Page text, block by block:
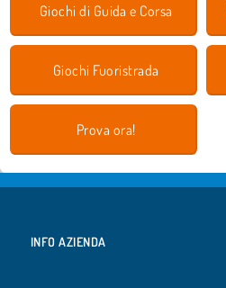
Giochi di Guida e Corsa
Giochi Fuoristrada
Prova ora!
INFO AZIENDA